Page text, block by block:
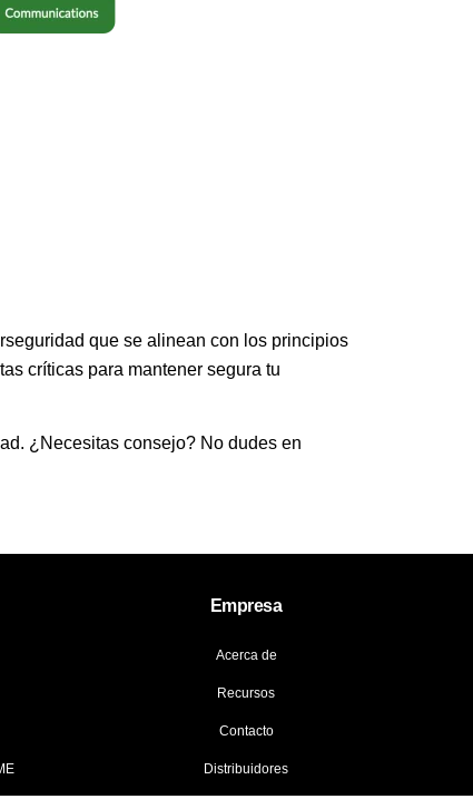
que se alinean con los principios
críticas para mantener segura tu
¿Necesitas consejo? No dudes en
Empresa
Acerca de
Recursos
Contacto
Distribuidores